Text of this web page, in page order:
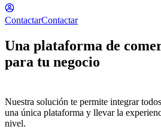
ContactarContactar
Una plataforma de
para tu negocio
Nuestra solución te permite integrar
una única plataforma y llevar la
nivel.